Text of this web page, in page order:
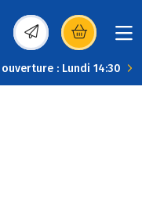
(s’ouvre dans une
: Lundi 14:30